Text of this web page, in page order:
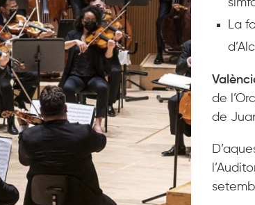
La
de
de